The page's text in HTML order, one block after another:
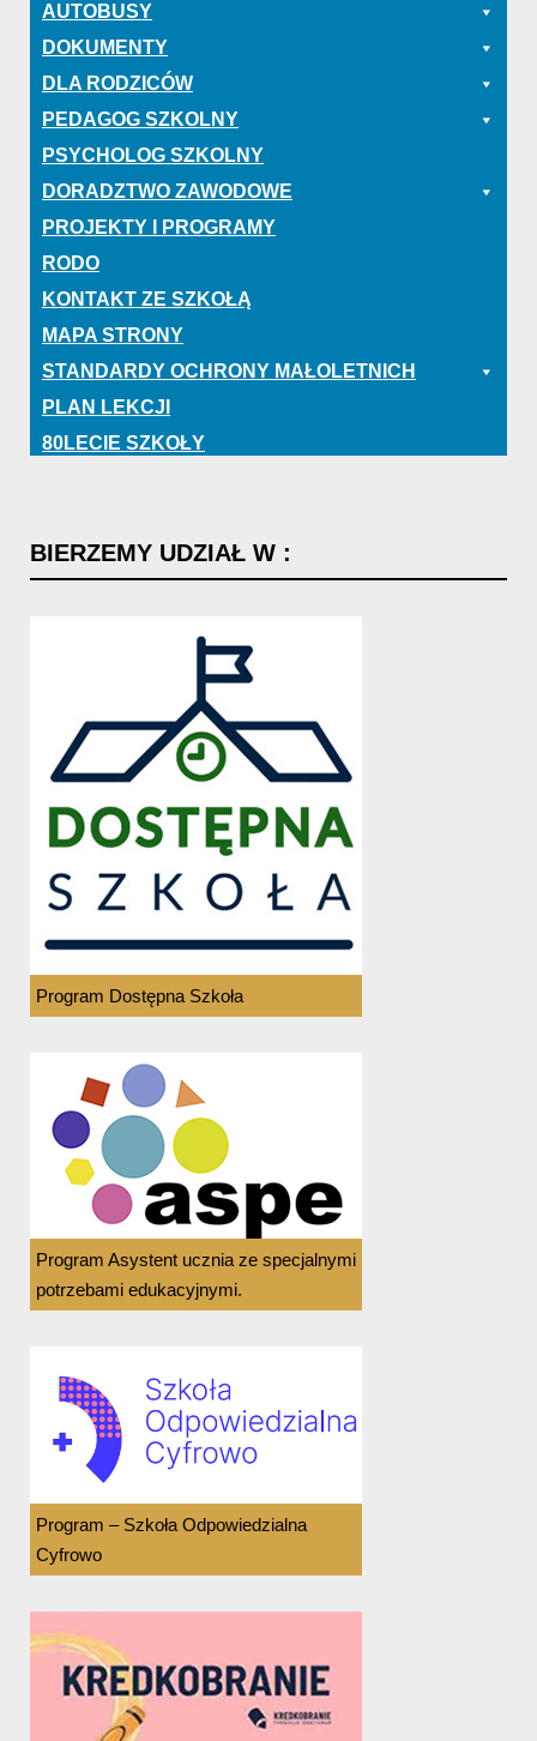
AUTOBUSY
DOKUMENTY
DLA RODZICÓW
PEDAGOG SZKOLNY
PSYCHOLOG SZKOLNY
DORADZTWO ZAWODOWE
PROJEKTY I PROGRAMY
RODO
KONTAKT ZE SZKOŁĄ
MAPA STRONY
STANDARDY OCHRONY MAŁOLETNICH
PLAN LEKCJI
80LECIE SZKOŁY
BIERZEMY UDZIAŁ W :
Program Dostępna Szkoła
Program Asystent ucznia ze specjalnymi
potrzebami edukacyjnymi.
Program – Szkoła Odpowiedzialna
Cyfrowo